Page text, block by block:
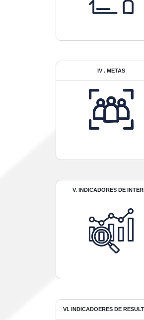
IV . METAS
V. INDICADORES DE
VI. INDICADOERES DE